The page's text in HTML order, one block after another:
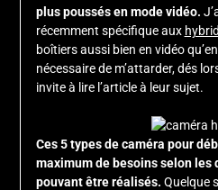
plus poussés en mode vidéo.
récemment spécifique aux
boîtiers aussi bien en vidéo
nécessaire de m’attarder, dés
invite à lire l’article à leur sujet.
Ces 5 types de caméra pour
maximum de besoins selon
pouvant être réalisés. Quelque